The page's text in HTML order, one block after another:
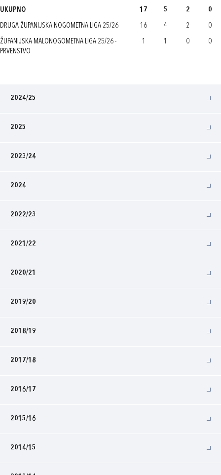
UKUPNO 17 5 2 0
DRUGA ŽUPANIJSKA NOGOMETNA LIGA 25/26 16 4 2 0
ŽUPANIJSKA MALONOGOMETNA LIGA 25/26 -
PRVENSTVO
1 1 0 0
2024/25
2025
2023/24
2024
2022/23
2021/22
2020/21
2019/20
2018/19
2017/18
2016/17
2015/16
2014/15